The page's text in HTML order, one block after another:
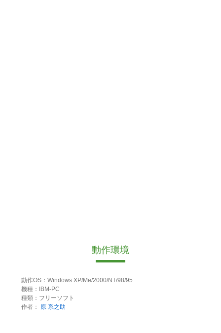
動作環境
動作OS：Windows XP/Me/2000/NT/98/95
機種：IBM-PC
種類：フリーソフト
作者：
原 系之助